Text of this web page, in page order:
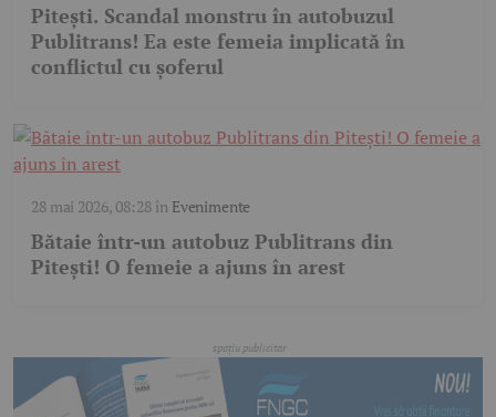
Pitești. Scandal monstru în autobuzul
Publitrans! Ea este femeia implicată în
conflictul cu șoferul
28 mai 2026, 08:28în Evenimente
Bătaie într-un autobuz Publitrans din
Pitești! O femeie a ajuns în arest